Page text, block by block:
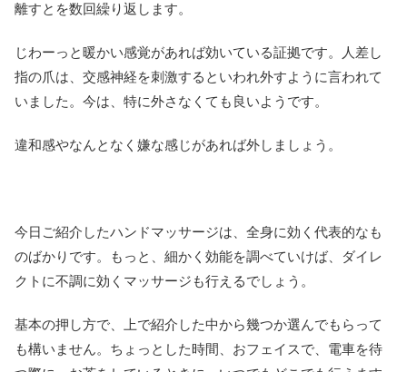
離すとを数回繰り返します。
じわーっと暖かい感覚があれば効いている証拠です。人差し
指の爪は、交感神経を刺激するといわれ外すように言われて
いました。今は、特に外さなくても良いようです。
違和感やなんとなく嫌な感じがあれば外しましょう。
今日ご紹介したハンドマッサージは、全身に効く代表的なも
のばかりです。もっと、細かく効能を調べていけば、ダイレ
クトに不調に効くマッサージも行えるでしょう。
基本の押し方で、上で紹介した中から幾つか選んでもらって
も構いません。ちょっとした時間、おフェイスで、電車を待